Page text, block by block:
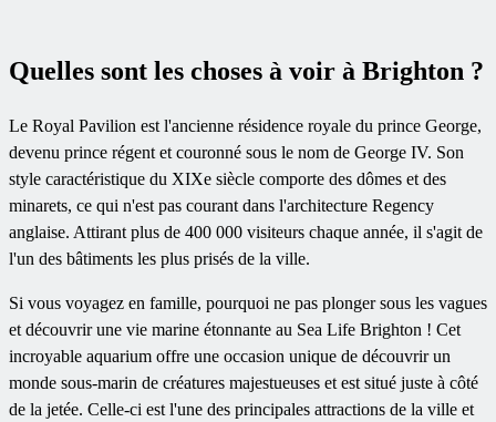
Quelles sont les choses à voir à Brighton ?
Le Royal Pavilion est l'ancienne résidence royale du prince George,
devenu prince régent et couronné sous le nom de George IV. Son
style caractéristique du XIXe siècle comporte des dômes et des
minarets, ce qui n'est pas courant dans l'architecture Regency
anglaise. Attirant plus de 400 000 visiteurs chaque année, il s'agit de
l'un des bâtiments les plus prisés de la ville.
Si vous voyagez en famille, pourquoi ne pas plonger sous les vagues
et découvrir une vie marine étonnante au Sea Life Brighton ! Cet
incroyable aquarium offre une occasion unique de découvrir un
monde sous-marin de créatures majestueuses et est situé juste à côté
de la jetée. Celle-ci est l'une des principales attractions de la ville et